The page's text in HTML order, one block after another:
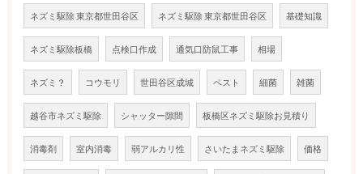
ネズミ駆除 東京都世田谷区 ネズミ駆除 東京都世田谷区 基礎知識
ネズミ駆除板橋 点検口作成 通気口防鼠工事 相場
ネズミ？ コウモリ 世田谷区成城 ペスト 細菌 雑菌
越谷市ネズミ駆除 シャッター隙間 板橋区ネズミ駆除お見積り
消毒剤 室内消毒 弱アルカリ性 さいたまネズミ駆除 価格